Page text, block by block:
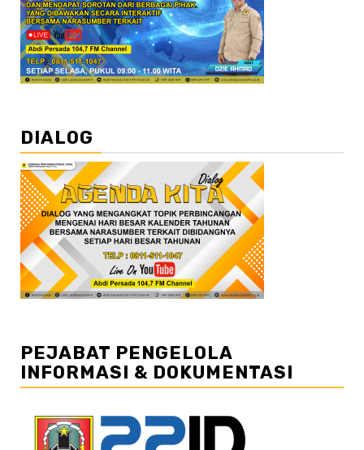
DIALOG
PEJABAT PENGELOLA
INFORMASI & DOKUMENTASI